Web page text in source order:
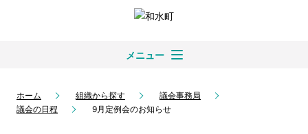
メニュー
ホーム 組織から探す
議会事務局
議会の日程
9月定例会のお知らせ